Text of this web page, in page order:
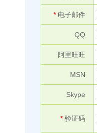
* 电子邮件
QQ
阿里旺旺
MSN
Skype
* 验证码